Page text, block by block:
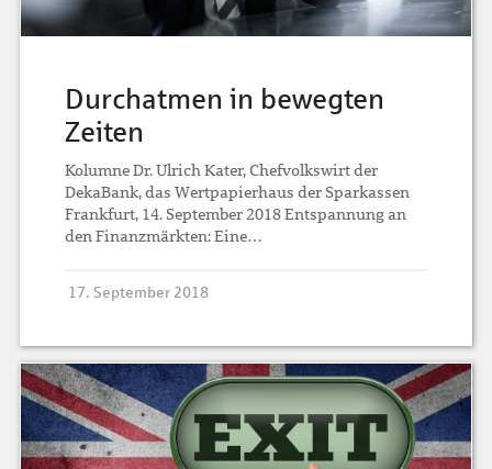
Durchatmen in bewegten
Zeiten
Kolumne Dr. Ulrich Kater, Chefvolkswirt der
DekaBank, das Wertpapierhaus der Sparkassen
Frankfurt, 14. September 2018 Entspannung an
den Finanzmärkten: Eine…
17. September 2018